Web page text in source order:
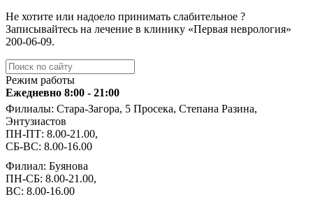
Не хотите или надоело принимать слабительное ?
Записывайтесь на лечение в клинику «Первая неврология»
️200-06-09.
Режим работы
Ежедневно 8:00 - 21:00
Филиалы: Стара-Загора, 5 Просека, Степана Разина,
Энтузиастов
ПН-ПТ: 8.00-21.00,
СБ-ВС: 8.00-16.00
Филиал: Буянова
ПН-СБ: 8.00-21.00,
ВС: 8.00-16.00